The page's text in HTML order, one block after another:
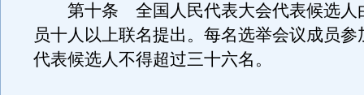
第十条 全国人民代表大会代表候选人
员十人以上联名提出。每名选举会议成员参
代表候选人不得超过三十六名。